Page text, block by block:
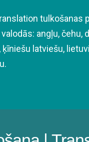
tulkošanas
angļu, čehu,
ķīniešu latviešu,